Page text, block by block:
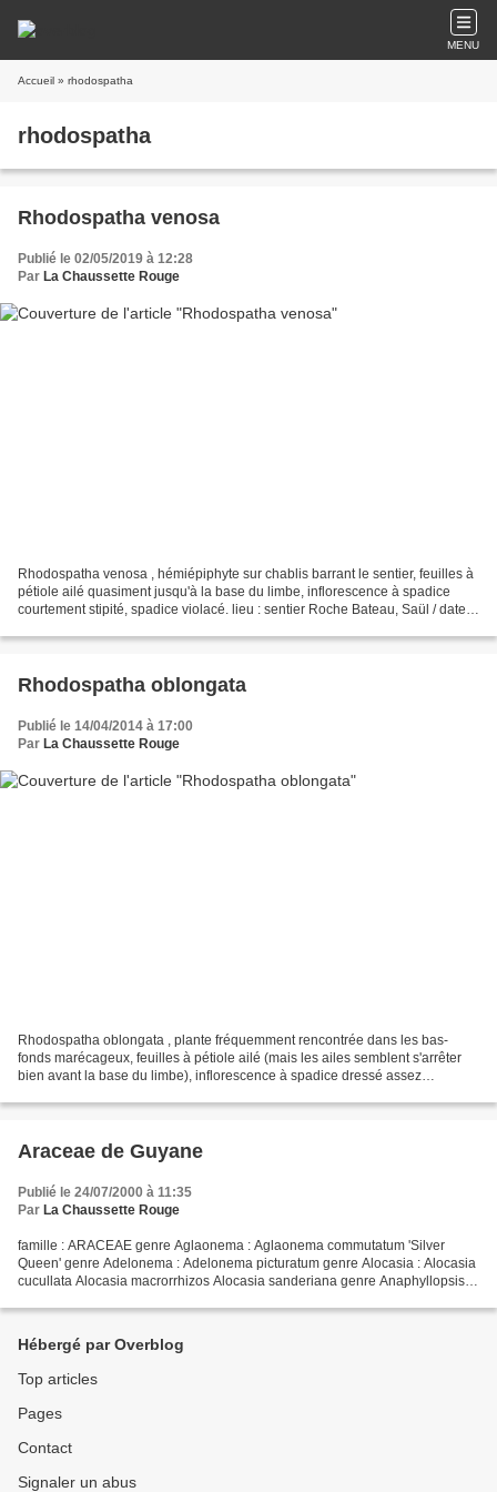
MENU
Accueil » rhodospatha
rhodospatha
Rhodospatha venosa
Publié le 02/05/2019 à 12:28
Par La Chaussette Rouge
Rhodospatha venosa , hémiépiphyte sur chablis barrant le sentier, feuilles à
pétiole ailé quasiment jusqu'à la base du limbe, inflorescence à spadice
courtement stipité, spadice violacé. lieu : sentier Roche Bateau, Saül / date :
Rhodospatha oblongata
Publié le 14/04/2014 à 17:00
Par La Chaussette Rouge
Rhodospatha oblongata , plante fréquemment rencontrée dans les bas-
fonds marécageux, feuilles à pétiole ailé (mais les ailes semblent s'arrêter
bien avant la base du limbe), inflorescence à spadice dressé assez
Araceae de Guyane
Publié le 24/07/2000 à 11:35
Par La Chaussette Rouge
famille : ARACEAE genre Aglaonema : Aglaonema commutatum 'Silver
Queen' genre Adelonema : Adelonema picturatum genre Alocasia : Alocasia
cucullata Alocasia macrorrhizos Alocasia sanderiana genre Anaphyllopsis :
Hébergé par Overblog
Top articles
Pages
Contact
Signaler un abus